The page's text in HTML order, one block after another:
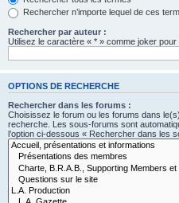
Rechercher n’importe lequel de ces
Rechercher par auteur :
Utilisez le caractère « * » comme joker pour
OPTIONS DE RECHERCHE
Rechercher dans les forums :
Choisissez le forum ou les forums dans
recherche. Les sous-forums sont
l’option ci-dessous « Rechercher dans les